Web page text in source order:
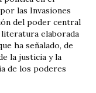
las Invasiones
del poder central
literatura elaborada
ha señalado, de
la justicia y la
de los poderes